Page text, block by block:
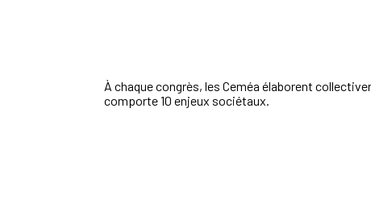
À chaque congrès, les Ceméa élaborent
comporte 10 enjeux sociétaux.